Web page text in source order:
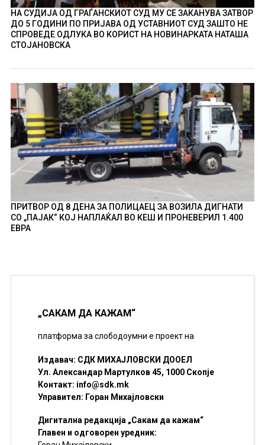
НА СУДИЈА ОД ГРАЃАНСКИОТ СУД МУ СЕ ЗАКАНУВА ЗАТВОР
ДО 5 ГОДИНИ ПО ПРИЈАВА ОД УСТАВНИОТ СУД ЗАШТО НЕ
СПРОВЕДЕ ОДЛУКА ВО КОРИСТ НА НОВИНАРКАТА НАТАША
СТОЈАНОВСКА
ПРИТВОР ОД 8 ДЕНА ЗА ПОЛИЦАЕЦ ЗА ВОЗИЛА ДИГНАТИ
СО „ПАЈАК“ КОЈ НАПЛАЌАЛ ВО КЕШ И ПРОНЕВЕРИЛ 1.400
ЕВРА
„САКАМ ДА КАЖАМ“
платформа за слободоумни е проект на
Издавач: СДК МИХАЈЛОВСКИ ДООЕЛ
Ул. Александар Мартулков 45, 1000 Скопје
Контакт: info@sdk.mk
Управител: Горан Михајловски
Дигитална редакција „Сакам да кажам“
Главен и одговорен уредник: